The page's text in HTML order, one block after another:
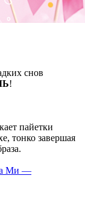
снов
!
пайетки
тонко завершая
Ми —